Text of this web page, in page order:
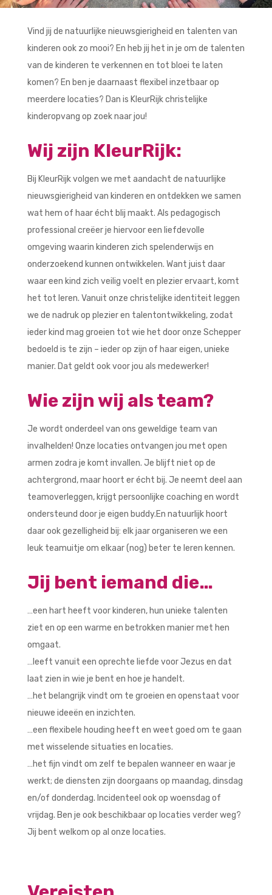
Vind jij de natuurlijke nieuwsgierigheid en talenten van
kinderen ook zo mooi? En heb jij het in je om de talenten
van de kinderen te verkennen en tot bloei te laten
komen? En ben je daarnaast flexibel inzetbaar op
meerdere locaties? Dan is KleurRijk christelijke
kinderopvang op zoek naar jou!
Wij zijn KleurRijk:
Bij KleurRijk volgen we met aandacht de natuurlijke
nieuwsgierigheid van kinderen en ontdekken we samen
wat hem of haar écht blij maakt. Als pedagogisch
professional creëer je hiervoor een liefdevolle
omgeving waarin kinderen zich spelenderwijs en
onderzoekend kunnen ontwikkelen. Want juist daar
waar een kind zich veilig voelt en plezier ervaart, komt
het tot leren. Vanuit onze christelijke identiteit leggen
we de nadruk op plezier en talentontwikkeling, zodat
ieder kind mag groeien tot wie het door onze Schepper
bedoeld is te zijn – ieder op zijn of haar eigen, unieke
manier. Dat geldt ook voor jou als medewerker!
Wie zijn wij als team?
Je wordt onderdeel van ons geweldige team van
invalhelden! Onze locaties ontvangen jou met open
armen zodra je komt invallen. Je blijft niet op de
achtergrond, maar hoort er écht bij. Je neemt deel aan
teamoverleggen, krijgt persoonlijke coaching en wordt
ondersteund door je eigen buddy.En natuurlijk hoort
daar ook gezelligheid bij: elk jaar organiseren we een
leuk teamuitje om elkaar (nog) beter te leren kennen.
Jij bent iemand die…
…een hart heeft voor kinderen, hun unieke talenten
ziet en op een warme en betrokken manier met hen
omgaat.
…leeft vanuit een oprechte liefde voor Jezus en dat
laat zien in wie je bent en hoe je handelt.
…het belangrijk vindt om te groeien en openstaat voor
nieuwe ideeën en inzichten.
…een flexibele houding heeft en weet goed om te gaan
met wisselende situaties en locaties.
…het fijn vindt om zelf te bepalen wanneer en waar je
werkt; de diensten zijn doorgaans op maandag, dinsdag
en/of donderdag. Incidenteel ook op woensdag of
vrijdag. Ben je ook beschikbaar op locaties verder weg?
Jij bent welkom op al onze locaties.